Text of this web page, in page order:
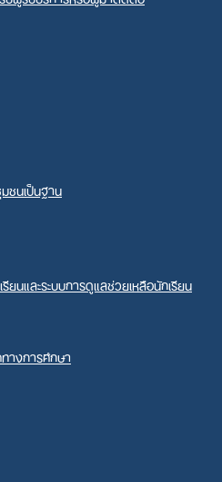
นเป็นฐาน
นและระบบการดูแลช่วยเหลือนักเรียน
างการศึกษา